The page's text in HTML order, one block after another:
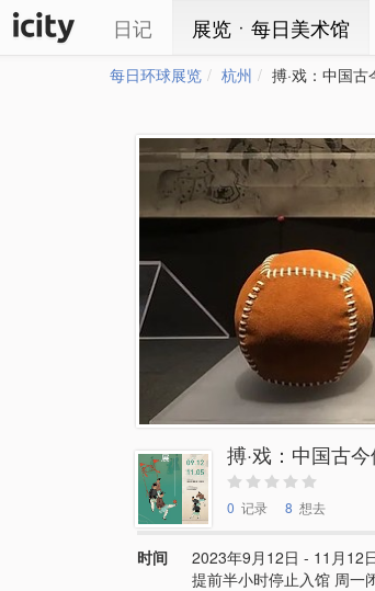
日记 展览ㆍ每日美术馆
每日环球展览 杭州 搏·戏：中国
搏·戏：中国古
0 记录 8 想去
时间
2023年9月12日 - 11月12
提前半小时停止入馆 周一